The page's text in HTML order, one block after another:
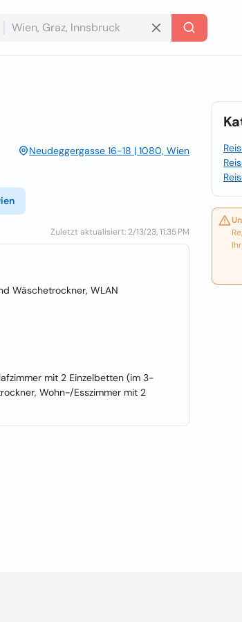
Neudeggergasse 16-18 | 1080, Wien
Zuletzt aktualisiert: 2/13/23, 11:35 PM
Wäschetrockner, WLAN
mit 2 Einzelbetten (im 3-
Wohn-/Esszimmer mit 2